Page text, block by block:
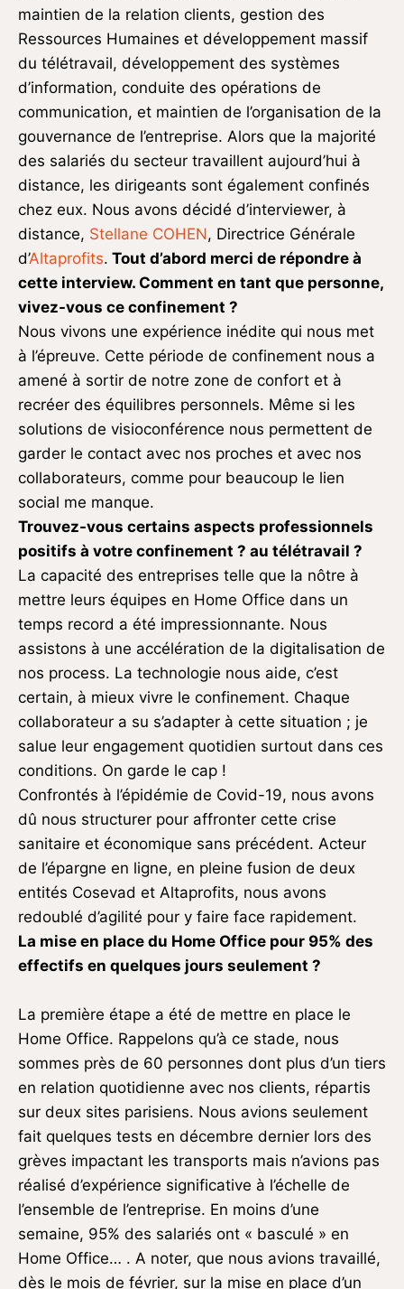
maintien de la relation clients, gestion des
Ressources Humaines et développement massif
du télétravail, développement des systèmes
d’information, conduite des opérations de
communication, et maintien de l’organisation de la
gouvernance de l’entreprise. Alors que la majorité
des salariés du secteur travaillent aujourd’hui à
distance, les dirigeants sont également confinés
chez eux. Nous avons décidé d’interviewer, à
distance, Stellane COHEN, Directrice Générale
d’Altaprofits. Tout d’abord merci de répondre à
cette interview. Comment en tant que personne,
vivez-vous ce confinement ?
Nous vivons une expérience inédite qui nous met
à l’épreuve. Cette période de confinement nous a
amené à sortir de notre zone de confort et à
recréer des équilibres personnels. Même si les
solutions de visioconférence nous permettent de
garder le contact avec nos proches et avec nos
collaborateurs, comme pour beaucoup le lien
social me manque.
Trouvez-vous certains aspects professionnels
positifs à votre confinement ? au télétravail ?
La capacité des entreprises telle que la nôtre à
mettre leurs équipes en Home Office dans un
temps record a été impressionnante. Nous
assistons à une accélération de la digitalisation de
nos process. La technologie nous aide, c’est
certain, à mieux vivre le confinement. Chaque
collaborateur a su s’adapter à cette situation ; je
salue leur engagement quotidien surtout dans ces
conditions. On garde le cap !
Confrontés à l’épidémie de Covid-19, nous avons
dû nous structurer pour affronter cette crise
sanitaire et économique sans précédent. Acteur
de l’épargne en ligne, en pleine fusion de deux
entités Cosevad et Altaprofits, nous avons
redoublé d’agilité pour y faire face rapidement.
La mise en place du Home Office pour 95% des
effectifs en quelques jours seulement ?
La première étape a été de mettre en place le
Home Office. Rappelons qu’à ce stade, nous
sommes près de 60 personnes dont plus d’un tiers
en relation quotidienne avec nos clients, répartis
sur deux sites parisiens. Nous avions seulement
fait quelques tests en décembre dernier lors des
grèves impactant les transports mais n’avions pas
réalisé d’expérience significative à l’échelle de
l’ensemble de l’entreprise. En moins d’une
semaine, 95% des salariés ont « basculé » en
Home Office… . A noter, que nous avions travaillé,
dès le mois de février, sur la mise en place d’un